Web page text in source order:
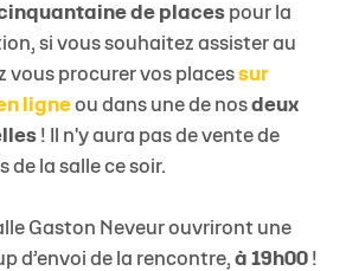
de places pour la
si vous souhaitez assister au
vous procurer vos places sur
ligneou dans une de nos deux
! Il n'y aura pas de vente de
de la salle ce soir.
Gaston Neveur ouvriront une
d’envoi de la rencontre, à 19h00 !